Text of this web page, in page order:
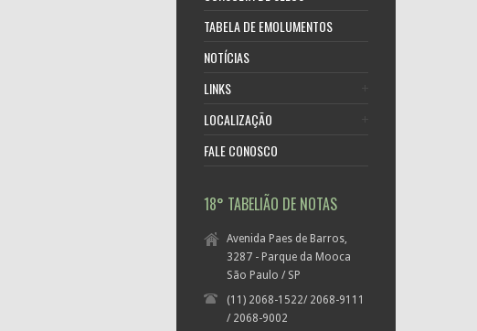
TABELA DE EMOLUMENTOS
NOTÍCIAS
LINKS
LOCALIZAÇÃO
FALE CONOSCO
18° TABELIÃO DE NOTAS
Avenida Paes de Barros,
3287 - Parque da Mooca
São Paulo / SP
(11) 2068-1522/ 2068-9111
/ 2068-9002